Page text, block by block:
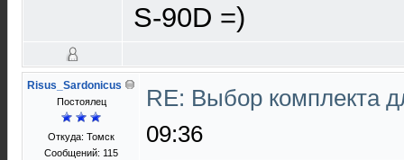
S-90D =)
Risus_Sardonicus
Постоялец
Откуда: Томск
Сообщений: 115
RE: Выбор комплекта
09:36